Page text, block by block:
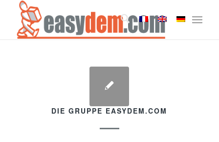
DIE GRUPPE EASYDEM.COM